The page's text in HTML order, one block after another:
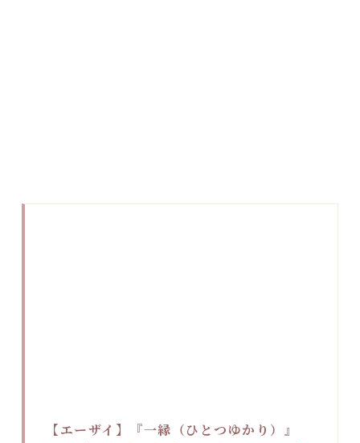
【エーザイ】『一縁（ひとつゆかり）』